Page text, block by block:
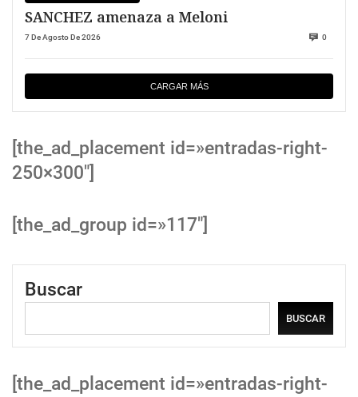
SANCHEZ amenaza a Meloni
7 De Agosto De 2026 0
CARGAR MÁS
[the_ad_placement id=»entradas-right-
250×300″]
[the_ad_group id=»117″]
Buscar
BUSCAR
[the_ad_placement id=»entradas-right-